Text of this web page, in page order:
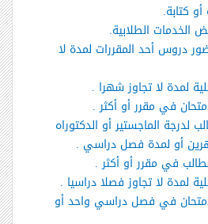
دروس أحد المقررات لمدة لا
لدرجة الماجستير أو الدكتوراه
أو لمدة فصل دراسي .
في فصل دراسي واحد أو